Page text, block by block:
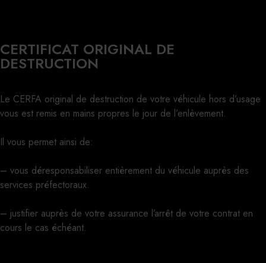
CERTIFICAT ORIGINAL DE
DESTRUCTION
Le CERFA original de destruction de votre véhicule hors d’usage
vous est remis en mains propres le jour de l’enlèvement.
Il vous permet ainsi de:
– vous déresponsabiliser entièrement du véhicule auprès des
services préfectoraux.
– justifier auprès de votre assurance l’arrêt de votre contrat en
cours le cas échéant.